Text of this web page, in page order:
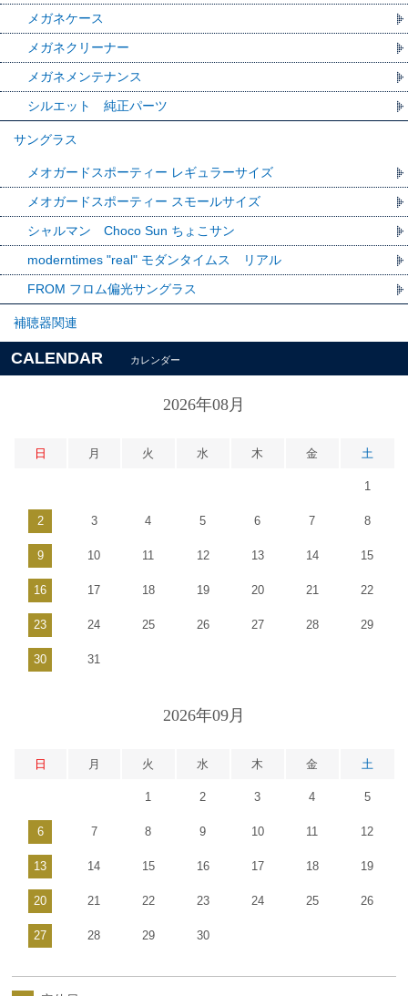
メガネケース
メガネクリーナー
メガネメンテナンス
シルエット 純正パーツ
サングラス
メオガードスポーティー レギュラーサイズ
メオガードスポーティー スモールサイズ
シャルマン Choco Sun ちょこサン
moderntimes "real" モダンタイムス リアル
FROM フロム偏光サングラス
補聴器関連
CALENDAR カレンダー
2026年08月
日 月 火 水 木 金 土
1
2 3 4 5 6 7 8
9 10 11 12 13 14 15
16 17 18 19 20 21 22
23 24 25 26 27 28 29
30 31
2026年09月
日 月 火 水 木 金 土
1 2 3 4 5
6 7 8 9 10 11 12
13 14 15 16 17 18 19
20 21 22 23 24 25 26
27 28 29 30